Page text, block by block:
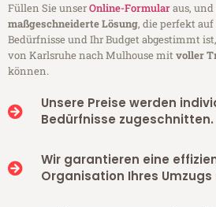
Füllen Sie unserOnline-Formularaus,
maßgeschneiderte Lösung, die perfekt
Bedürfnisse und Ihr Budget abgestimmt
von Karlsruhe nach Mulhouse mitvoller
können.
Unsere Preise werden
Bedürfnisse zugeschnitten.
Wir garantieren eine
Organisation Ihres Umzugs